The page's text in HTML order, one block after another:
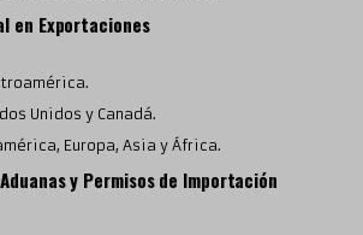
en Exportaciones
Unidos y Canadá.
Europa, Asia y África.
y Permisos de Importación